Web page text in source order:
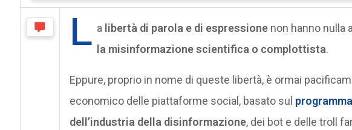
L a libertà di parola e di espressionenon hanno nulla
la misinformazione scientifica o complottista.
Eppure, proprio in nome di queste libertà, è ormai
economico delle piattaforme social, basato sul
dell’industria della disinformazione, dei bot e delle troll